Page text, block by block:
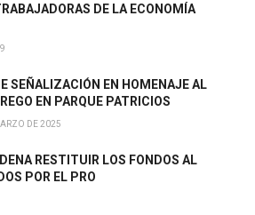
DE LA ECONOMÍA
SEÑALIZACIÓN EN HOMENAJE AL
EN PARQUE PATRICIOS
DE 2025
RESTITUIR LOS FONDOS AL
POR EL PRO